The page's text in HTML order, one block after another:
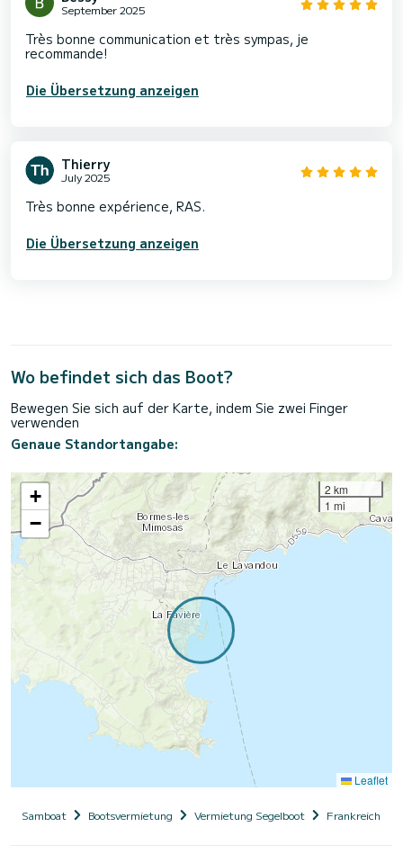
September 2025
Très bonne communication et très sympas, je
recommande!
Die Übersetzung anzeigen
Thierry
July 2025
Très bonne expérience, RAS.
Die Übersetzung anzeigen
Wo befindet sich das Boot?
Bewegen Sie sich auf der Karte, indem Sie zwei Finger
verwenden
Genaue Standortangabe:
+
−
2 km
1 mi
Leaflet
Samboat Bootsvermietung Vermietung Segelboot Frankreich